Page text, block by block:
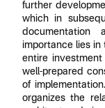
further
which in
documentation
importance lies
entire
well-prepared
of
organizes the